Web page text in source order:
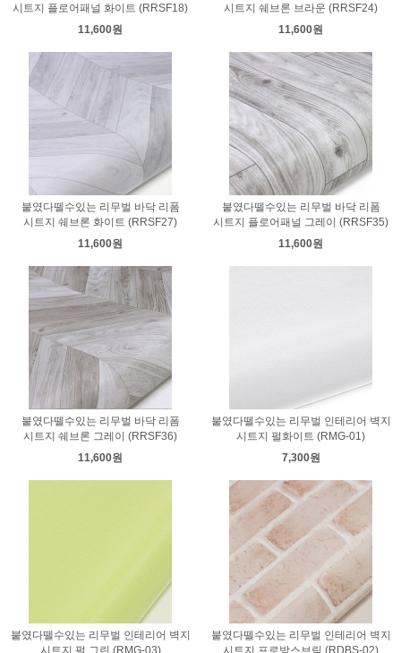
시트지 플로어패널 화이트 (RRSF18)
11,600원
시트지 쉐브론 브라운 (RRSF24)
11,600원
붙였다뗄수있는 리무벌 바닥 리폼
시트지 쉐브론 화이트 (RRSF27)
11,600원
붙였다뗄수있는 리무벌 바닥 리폼
시트지 플로어패널 그레이 (RRSF35)
11,600원
붙였다뗄수있는 리무벌 바닥 리폼
시트지 쉐브론 그레이 (RRSF36)
11,600원
붙였다뗄수있는 리무벌 인테리어 벽지
시트지 펄화이트 (RMG-01)
7,300원
붙였다뗄수있는 리무벌 인테리어 벽지
시트지 펄 그린 (RMG-03)
붙였다뗄수있는 리무벌 인테리어 벽지
시트지 프로방스브릭 (RDBS-02)